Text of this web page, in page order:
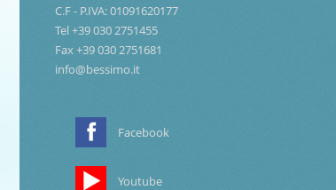
C.F - P.IVA: 01091620177
Tel +39 030 2751455
Fax +39 030 2751681
info@bessimo.it
Facebook
Youtube